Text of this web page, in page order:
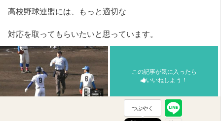
高校野球連盟には、もっと適切な
対応を取ってもらいたいと思っています。
この記事が気に入ったら
いいねしよう！
つぶやく